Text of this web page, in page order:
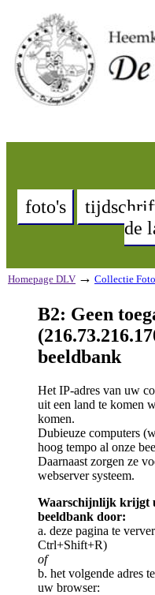
foto's
de
Homepage DLV → Collectie
B2: Geen
beeldbank
Het IP-adres van uw
uit een land te komen
komen.
Dubieuze computers
hoog tempo al onze
Daarnaast zorgen ze
webserver systeem.
Waarschijnlijk krijgt
beeldbank door:
a. deze pagina te
Ctrl+Shift+R)
of
b. het volgende adres
uw browser: